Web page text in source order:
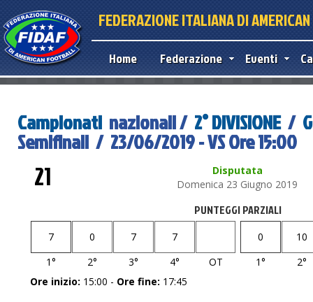
FEDERAZIONE ITALIANA DI
Home Federazione Eventi
Campionati nazionali / 2° DIVISIONE/
Semifinali / 23/06/2019 - VS Ore 15:00
Disputata
Domenica 23 Giugno 2019
21
PUNTEGGI PARZIALI
7 0 7
7
1°
2° 3° 4° OT
0
10
1°
2°
Ore inizio: 15:00 - Ore fine: 17:45